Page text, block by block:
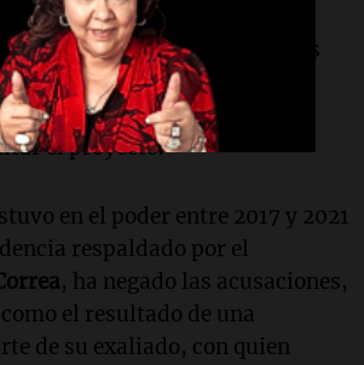
deMoreno ,
del fiscal y declaró a los
presentó evidencia que
cliente haya realizado alguna
el proyecto.
en el poder entre 2017 y 2021
respaldado por el
, ha negado las acusaciones,
el resultado de una
de su exaliado, con quien